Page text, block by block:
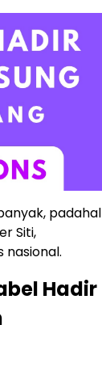
padahal
Siti,
nasional.
Hadir